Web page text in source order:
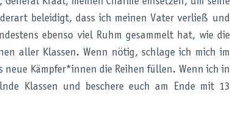
beleidigt, dass ich meinen Vater verließ und
ebenso viel Ruhm gesammelt hat, wie die
aller Klassen. Wenn nötig, schlage ich mich im
Kämpfer*innen die Reihen füllen. Wenn ich in
Klassen und beschere euch am Ende mit 13